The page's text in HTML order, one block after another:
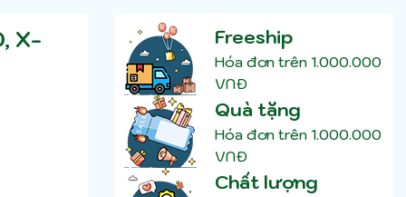
X-
Freeship
Hóa đơn trên 1.000.000
VNĐ
Quà tặng
Hóa đơn trên 1.000.000
VNĐ
Chất lượng